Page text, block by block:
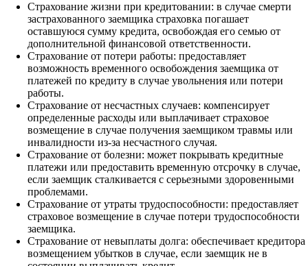
Страхование жизни при кредитовании: в случае смерти
застрахованного заемщика страховка погашает
оставшуюся сумму кредита, освобождая его семью от
дополнительной финансовой ответственности.
Страхование от потери работы: предоставляет
возможность временного освобождения заемщика от
платежей по кредиту в случае увольнения или потери
работы.
Страхование от несчастных случаев: компенсирует
определенные расходы или выплачивает страховое
возмещение в случае получения заемщиком травмы или
инвалидности из-за несчастного случая.
Страхование от болезни: может покрывать кредитные
платежи или предоставить временную отсрочку в случае,
если заемщик сталкивается с серьезными здоровенными
проблемами.
Страхование от утраты трудоспособности: предоставляет
страховое возмещение в случае потери трудоспособности
заемщика.
Страхование от невыплаты долга: обеспечивает кредитора
возмещением убытков в случае, если заемщик не в